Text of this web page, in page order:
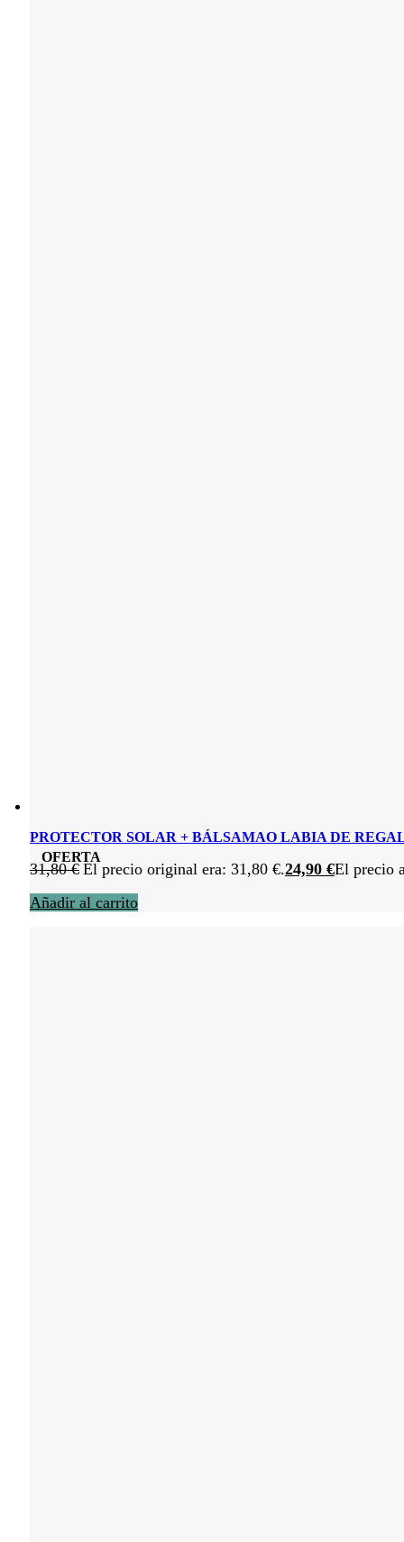
OFERTA
PROTECTOR SOLAR + BÁLSAMAO LABIA DE
31,80€ El precio original era: 31,80 €.24,90 €El precio
Añadir al carrito